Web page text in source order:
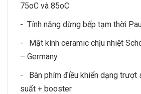
75oC và 85oC
- Tính năng dừng bếp tạm thời
- Mặt kính ceramic chịu nhiệt
– Germany
- Bàn phím điều khiển dạng trượt
suất + booster